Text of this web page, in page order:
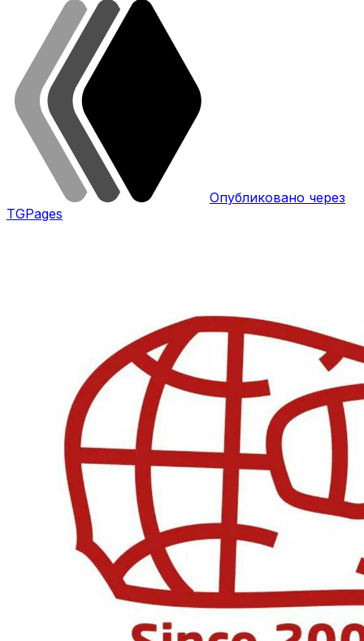
Опубликовано через
TGPages